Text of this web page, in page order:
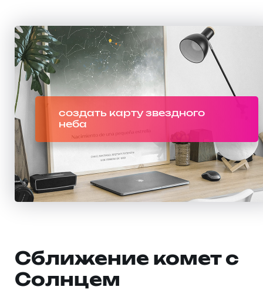
создать карту звездного
неба
Сближение комет с
Солнцем